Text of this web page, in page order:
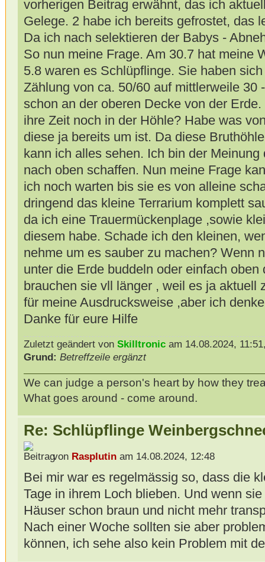
vorherigen Beitrag erwähnt, das ich
Gelege. 2 habe ich bereits gefrostet, das
Da ich nach selektieren der Babys -
So nun meine Frage. Am 30.7 hat meine
5.8 waren es Schlüpflinge. Sie haben
Zählung von ca. 50/60 auf mittlerweile 30
schon an der oberen Decke von der
ihre Zeit noch in der Höhle? Habe was
diese ja bereits um ist. Da diese
kann ich alles sehen. Ich bin der
nach oben schaffen. Nun meine Frage
ich noch warten bis sie es von alleine
dringend das kleine Terrarium komplett
da ich eine Trauermückenplage ,sowie
diesem habe. Schade ich den kleinen,
nehme um es sauber zu machen? Wenn
unter die Erde buddeln oder einfach oben
brauchen sie vll länger , weil es ja aktuell
für meine Ausdrucksweise ,aber ich
Danke für eure Hilfe
Zuletzt geändert von Skilltronicam 14.08.2024,
Grund: Betreffzeile ergänzt
We can judge a person's heart by how they
What goes around - come around.
Re: Schlüpflinge
von Rasplutinam 14.08.2024, 12:48
Bei mir war es regelmässig so, dass die
Tage in ihrem Loch blieben. Und wenn
Häuser schon braun und nicht mehr
Nach einer Woche sollten sie aber
können, ich sehe also kein Problem mit